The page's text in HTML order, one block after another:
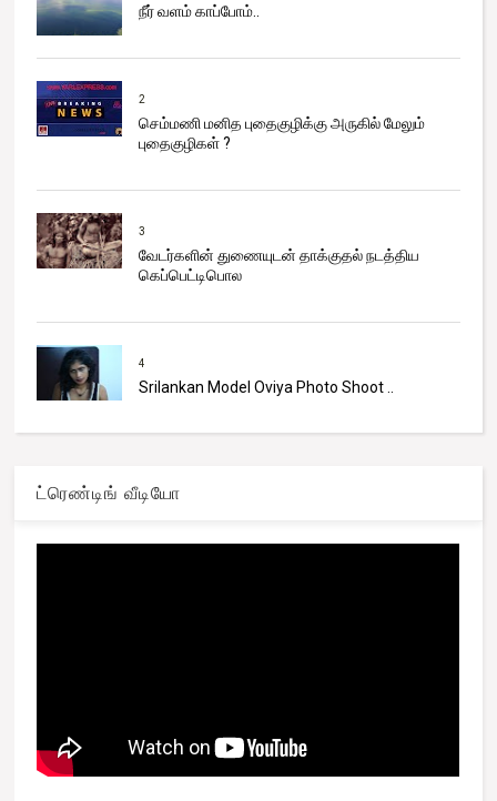
நீர் வளம் காப்போம்..
2
செம்மணி மனித புதைகுழிக்கு அருகில் மேலும்
புதைகுழிகள் ?
3
வேடர்களின் துணையுடன் தாக்குதல் நடத்திய
கெப்பெட்டிபொல
4
Srilankan Model Oviya Photo Shoot ..
ட்ரெண்டிங் வீடியோ